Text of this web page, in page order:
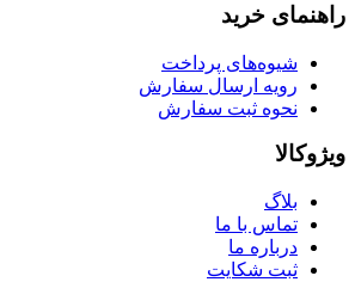
راهنمای خرید
شیوه‌های پرداخت
رویه ارسال سفارش
نحوه ثبت سفارش
ویژوکالا
بلاگ
تماس با ما
درباره ما
ثبت شکایت